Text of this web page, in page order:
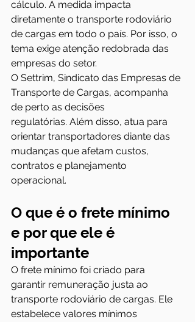
cálculo. A medida impacta
diretamente o transporte rodoviário
de cargas em todo o país. Por isso, o
tema exige atenção redobrada das
empresas do setor.
O Settrim, Sindicato das Empresas de
Transporte de Cargas, acompanha
de perto as decisões
regulatórias. Além disso, atua para
orientar transportadores diante das
mudanças que afetam custos,
contratos e planejamento
operacional.
O que é o frete mínimo
e por que ele é
importante
O frete mínimo foi criado para
garantir remuneração justa ao
transporte rodoviário de cargas. Ele
estabelece valores mínimos